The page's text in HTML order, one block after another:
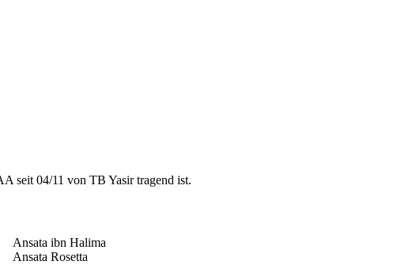
seit 04/11 von TB Yasir tragend ist.
Ansata ibn Halima
Ansata Rosetta